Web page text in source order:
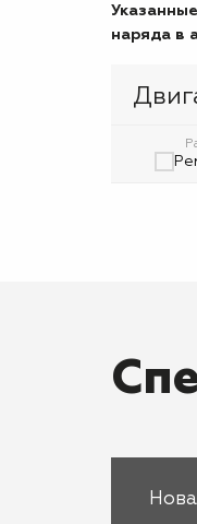
наряда в